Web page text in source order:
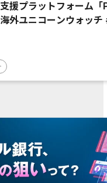
援プラットフォーム
外ユニコーンウォッチ